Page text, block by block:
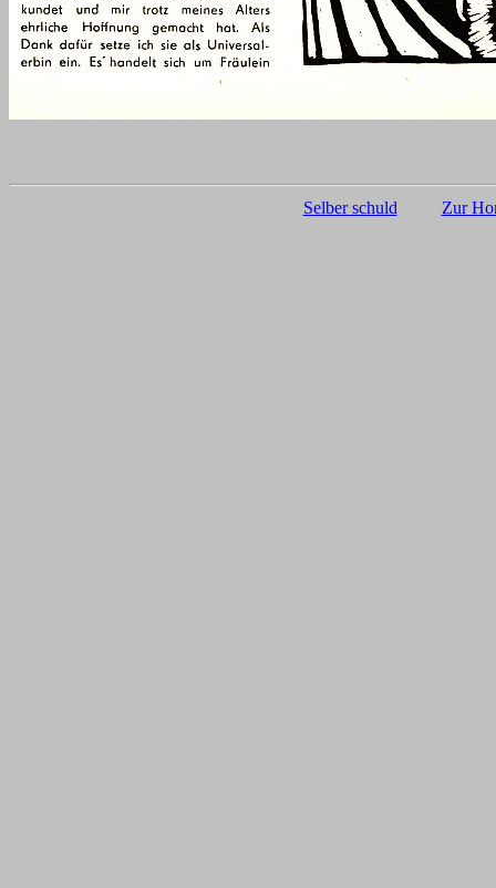
Selber schuld Zur